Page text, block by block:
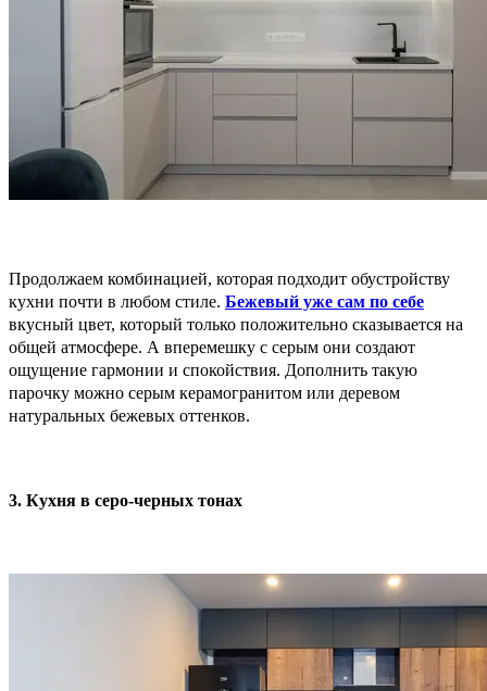
Продолжаем комбинацией, которая подходит обустройству
кухни почти в любом стиле. Бежевый уже сам по себе
вкусный цвет, который только положительно сказывается на
общей атмосфере. А вперемешку с серым они создают
ощущение гармонии и спокойствия. Дополнить такую
парочку можно серым керамогранитом или деревом
натуральных бежевых оттенков.
3. Кухня в серо-черных тонах